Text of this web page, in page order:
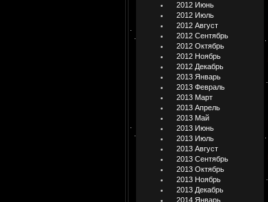
2012 Июнь
2012 Июль
2012 Август
2012 Сентябрь
2012 Октябрь
2012 Ноябрь
2012 Декабрь
2013 Январь
2013 Февраль
2013 Март
2013 Апрель
2013 Май
2013 Июнь
2013 Июль
2013 Август
2013 Сентябрь
2013 Октябрь
2013 Ноябрь
2013 Декабрь
2014 Январь